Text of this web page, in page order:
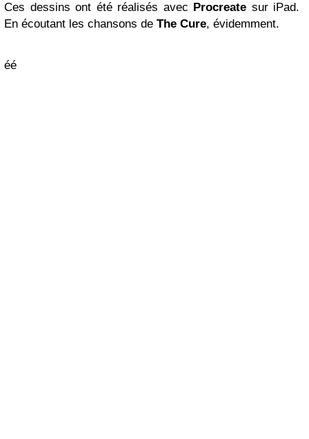
Ces dessins ont été réalisés avec Procreate sur iPad.
En écoutant les chansons de The Cure, évidemment.
éé